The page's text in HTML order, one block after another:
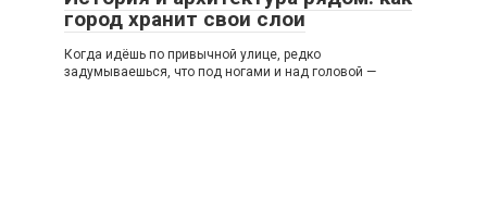
город хранит свои слои
Когда идёшь по привычной улице, редко
задумываешься, что под ногами и над головой —